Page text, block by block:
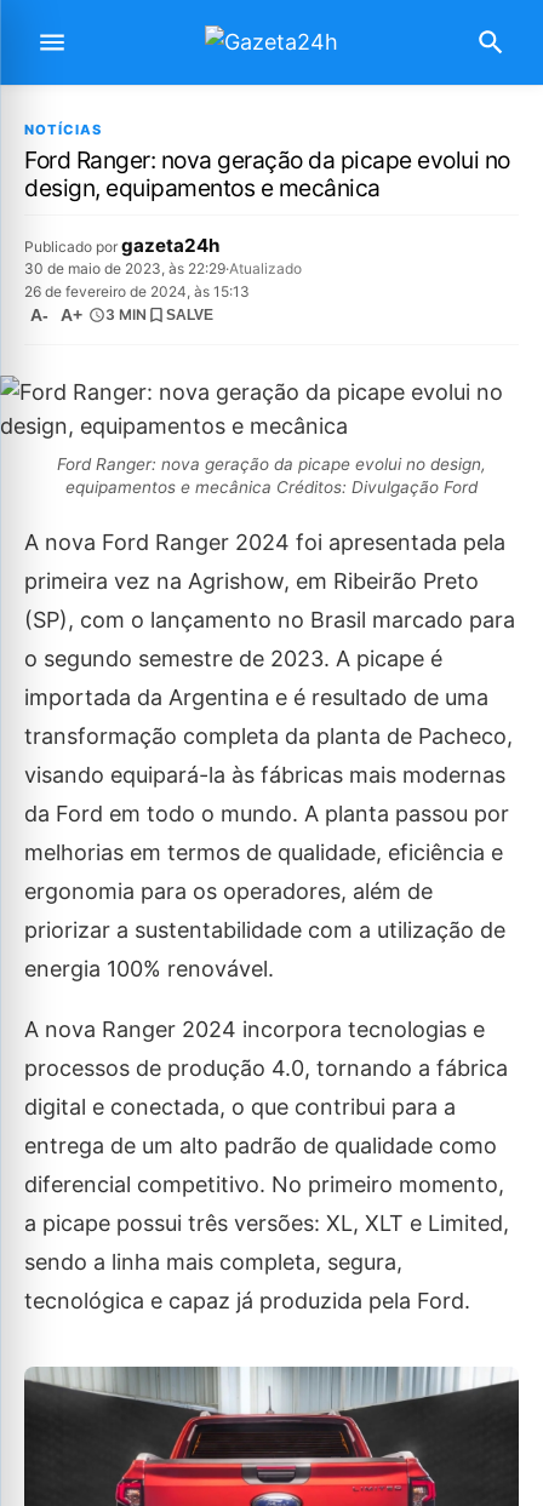
NOTÍCIAS
Ford Ranger: nova geração da picape evolui no
design, equipamentos e mecânica
Publicado por gazeta24h
30 de maio de 2023, às 22:29·Atualizado
26 de fevereiro de 2024, às 15:13
A- A+ 3 MIN SALVE
Ford Ranger: nova geração da picape evolui no design,
equipamentos e mecânica Créditos: Divulgação Ford
A nova Ford Ranger 2024 foi apresentada pela
primeira vez na Agrishow, em Ribeirão Preto
(SP), com o lançamento no Brasil marcado para
o segundo semestre de 2023. A picape é
importada da Argentina e é resultado de uma
transformação completa da planta de Pacheco,
visando equipará-la às fábricas mais modernas
da Ford em todo o mundo. A planta passou por
melhorias em termos de qualidade, eficiência e
ergonomia para os operadores, além de
priorizar a sustentabilidade com a utilização de
energia 100% renovável.
A nova Ranger 2024 incorpora tecnologias e
processos de produção 4.0, tornando a fábrica
digital e conectada, o que contribui para a
entrega de um alto padrão de qualidade como
diferencial competitivo. No primeiro momento,
a picape possui três versões: XL, XLT e Limited,
sendo a linha mais completa, segura,
tecnológica e capaz já produzida pela Ford.